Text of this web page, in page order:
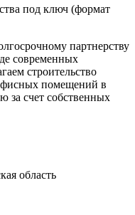
под ключ (формат
партнерству
современных
строительство
помещений в
за счет собственных
область